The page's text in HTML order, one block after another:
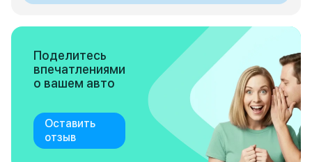
Поделитесь
впечатлениями
о вашем авто
Оставить
отзыв